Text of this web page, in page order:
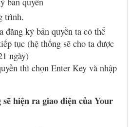
trình.
đăng ký bản quyền ta có thể
tục (hệ thống sẽ cho ta được
ngày)
thì chọn Enter Key và nhập
hiện ra giao diện của Your